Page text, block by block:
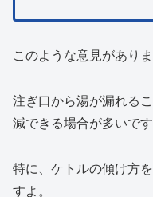
このような意見がありま
注ぎ口から湯が漏れる
減できる場合が多いです
特に、ケトルの傾け方
すよ。